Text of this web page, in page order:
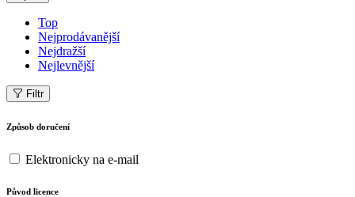
Top
Nejprodávanější
Nejdražší
Nejlevnější
Filtr
Způsob doručení
Elektronicky na e-mail
Původ licence